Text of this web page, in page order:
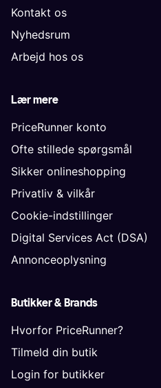
Kontakt os
Nyhedsrum
Arbejd hos os
Lær mere
PriceRunner konto
Ofte stillede spørgsmål
Sikker onlineshopping
Privatliv & vilkår
Cookie-indstillinger
Digital Services Act (DSA)
Annonceoplysning
Butikker & Brands
Hvorfor PriceRunner?
Tilmeld din butik
Login for butikker